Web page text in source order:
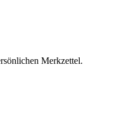
Merkzettel.